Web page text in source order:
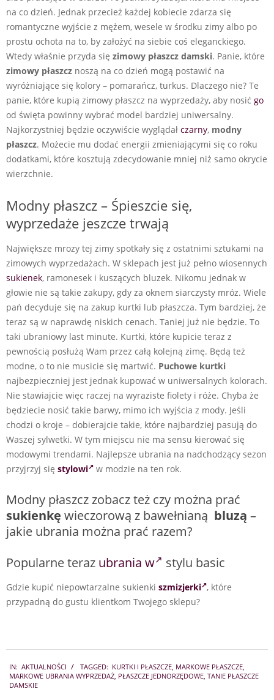
na co dzień. Jednak przecież każdej kobiecie zdarza się
romantyczne wyjście z mężem, wesele w środku zimy albo po
prostu ochota na to, by założyć na siebie coś eleganckiego.
Wtedy właśnie przyda się zimowy płaszcz damski. Panie, które
zimowy płaszcz noszą na co dzień mogą postawić na
wyróżniające się kolory – pomarańcz, turkus. Dlaczego nie? Te
panie, które kupią zimowy płaszcz na wyprzedaży, aby nosić go
od święta powinny wybrać model bardziej uniwersalny.
Najkorzystniej będzie oczywiście wyglądał czarny, modny
płaszcz. Możecie mu dodać energii zmieniającymi się co roku
dodatkami, które kosztują zdecydowanie mniej niż samo okrycie
wierzchnie.
Modny płaszcz – Śpieszcie się,
wyprzedaże jeszcze trwają
Największe mrozy tej zimy spotkały się z ostatnimi sztukami na
zimowych wyprzedażach. W sklepach jest już pełno wiosennych
sukienek, ramonesek i kuszących bluzek. Nikomu jednak w
głowie nie są takie zakupy, gdy za oknem siarczysty mróz. Wiele
pań decyduje się na zakup kurtki lub płaszcza. Tym bardziej, że
teraz są w naprawdę niskich cenach. Taniej już nie będzie. To
taki ubraniowy last minute. Kurtki, które kupicie teraz z
pewnością posłużą Wam przez całą kolejną zimę. Będą też
modne, o to nie musicie się martwić. Puchowe kurtki
najbezpieczniej jest jednak kupować w uniwersalnych kolorach.
Nie stawiajcie więc raczej na wyraziste fiolety i róże. Chyba że
będziecie nosić takie barwy, mimo ich wyjścia z mody. Jeśli
chodzi o kroje – dobierajcie takie, które najbardziej pasują do
Waszej sylwetki. W tym miejscu nie ma sensu kierować się
modowymi trendami. Najlepsze ubrania na nadchodzący sezon
przyjrzyj się stylowi w modzie na ten rok.
Modny płaszcz zobacz też czy można prać
sukienkę wieczorową z bawełnianą bluzą –
jakie ubrania można prać razem?
Popularne teraz ubrania w stylu basic
Gdzie kupić niepowtarzalne sukienki szmizjerki , które
przypadną do gustu klientkom Twojego sklepu?
10-
06
IN: AKTUALNOŚCI TAGGED: KURTKI I PŁASZCZE, MARKOWE PŁASZCZE,
MARKOWE UBRANIA WYPRZEDAŻ, PŁASZCZE JEDNORZĘDOWE, TANIE PŁASZCZE
DAMSKIE